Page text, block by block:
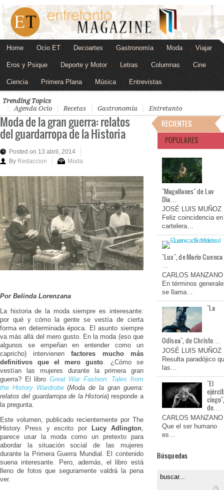
Home Ocio ET Decoartes Gastronomía Moda Viajar
Eros y Psique Deporte y Motor Letras Columnas Cine
Ciencia Primera Plana Música Entrevistas
Trending Topics
Agenda Ocio
Recetas Gastronomía Entretanto
Moda de la gran guerra: relatos
del guardarropa de la Historia
Posted on 13 abril, 2014
By Redaccion Moda
Por Belinda Lorenzana
La historia de la moda siempre es interesante:
por qué y cómo la gente se vestía de cierta
forma en determinada época. El asunto siempre
va más allá del mero gusto. En la moda (eso que
algunos se empeñan en entender como un
capricho) intervienenfactores mucho más
definitivos que el mero gusto. ¿Cómo se
vestían las mujeres durante la primera gran
guerra? El libro Great War Fashion: Tales from
the History Wardrobe(Moda de la gran guerra:
relatos del guardarropa de la Historia) responde a
la pregunta.
Este volumen, publicado recientemente por The
History Press y escrito por
Lucy Adlington,
parece usar la moda como un pretexto para
abordar la situación social de las mujeres
durante la Primera Guerra Mundial. El contenido
suena interesante. Pero, además, el libro está
lleno de fotos que seguramente valdrá la pena
ver.
RECIENTES
POPULARES
"Magallanes" de Lav
Dia…
JOSÉ LUIS MUÑOZ
Feliz coincidencia en
cartelera…
"Lux", de Mario Cuenca
…
CARLOS MANZANO
En términos
se llama…
"La
Odisea", de Christo…
JOSÉ LUIS MUÑOZ
Resulta paradójico
las…
"El
de…
CARLOS MANZANO
Que el ser humano
es…
Búsquedas